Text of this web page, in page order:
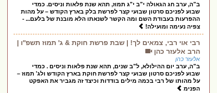
ב"ה, ערב חג הגאולה י"ב י"ג תמוז, תהא שנת פלאות וניסים. כמדי
שבוע לפניכם סרטון שבועי קצר לפרשת בלק בארץ הקודש – על מהות
ההפרעות בעבודת השם ומה הקשר לשנאתו הלא מובנת של בלעם... -
צפיה נעימה ומועילה!
רבי אוי רבי, צמאים לך! | שבת פרשת חוקת & ג' תמוז תשפ''ו |
הרב אלעזר כהן
אלעזר כהן
ב"ה, ערב יום ההילולא, ל"ב שנים, תהא שנת פלאות וניסים . כמדי
שבוע לפניכם סרטון שבועי קצר לפרשת חוקת בארץ הקודש ולג' תמוז –
על מהותו של רבי בכמה מילים בודדות וכיצד זה מגביר את האפקט
הפנימ